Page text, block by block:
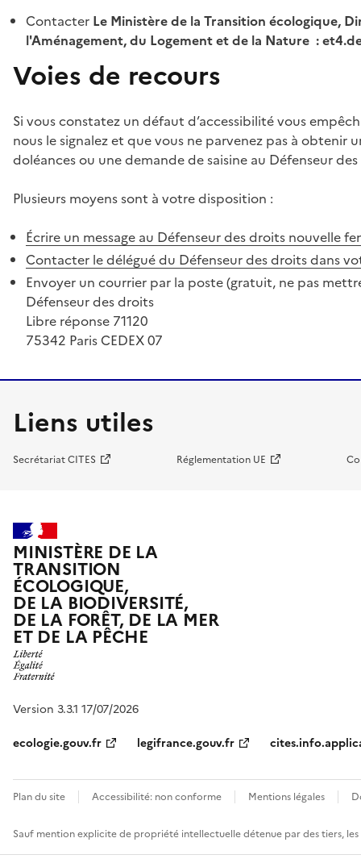
Contacter Le Ministère de la Transition écologique,
l'Aménagement, du Logement et de la Nature :
Voies de recours
Si vous constatez un défaut d’accessibilité vous
nous le signalez et que vous ne parvenez pas à
doléances ou une demande de saisine au Défenseur
Plusieurs moyens sont à votre disposition :
Écrire un message au Défenseur des droits nouvelle
Contacter le délégué du Défenseur des droits dans
Envoyer un courrier par la poste (gratuit, ne pas
Défenseur des droits
Libre réponse 71120
75342 Paris CEDEX 07
Liens utiles
Secrétariat CITES Réglementation UE
MINISTÈRE DE LA
TRANSITION
ÉCOLOGIQUE,
DE LA BIODIVERSITÉ,
DE LA FORÊT, DE LA MER
ET DE LA PÊCHE
Version 3.3.1 17/07/2026
ecologie.gouv.fr
legifrance.gouv.fr
Plan du site Accessibilité: non conforme Mentions légales
Sauf mention explicite de propriété intellectuelle détenue par des tiers,